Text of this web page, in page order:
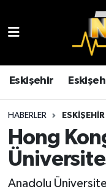
Eskişehir
HABERLER ESKIŞEHIR
Hong
Anadolu
Çevre
Eğitim
Eskişehir Hava
Eskişehir
TFF 3.Lig
Tüm Manşetler